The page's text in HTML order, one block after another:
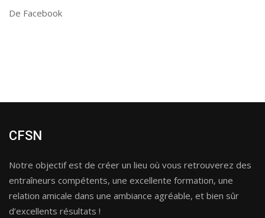
De Facebook
CFSN
Notre objectif est de créer un lieu où vous retrouverez des
entraîneurs compétents, une excellente formation, une
relation amicale dans une ambiance agréable, et bien sûr
d’excellents résultats !